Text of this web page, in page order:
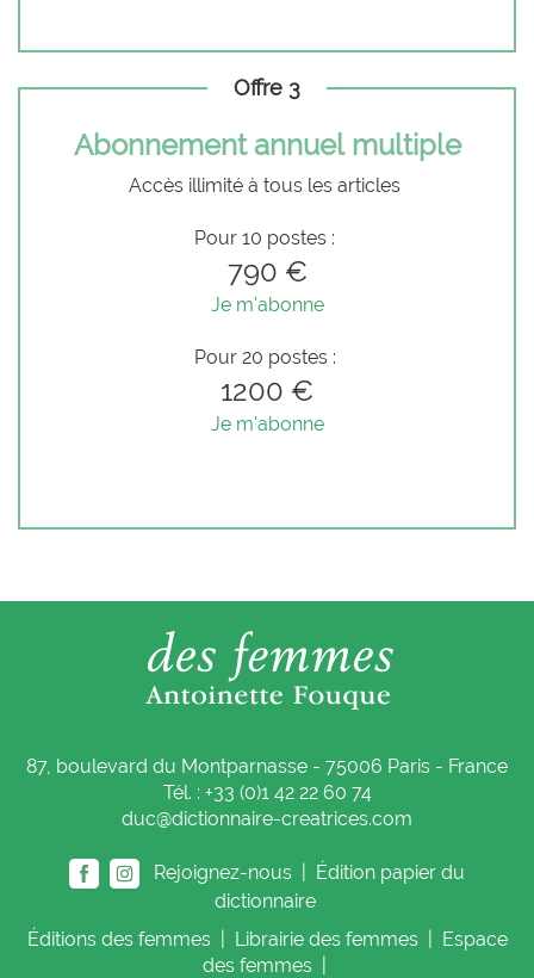
Offre 3
Abonnement annuel multiple
Accès illimité à tous les articles
Pour 10 postes :
790 €
Je m'abonne
Pour 20 postes :
1200 €
Je m'abonne
87, boulevard du Montparnasse - 75006 Paris - France
Tél. : +33 (0)1 42 22 60 74
duc@dictionnaire-creatrices.com
Rejoignez-nous |
Édition papier du
dictionnaire
Éditions des femmes Librairie des femmes
Espace
des femmes